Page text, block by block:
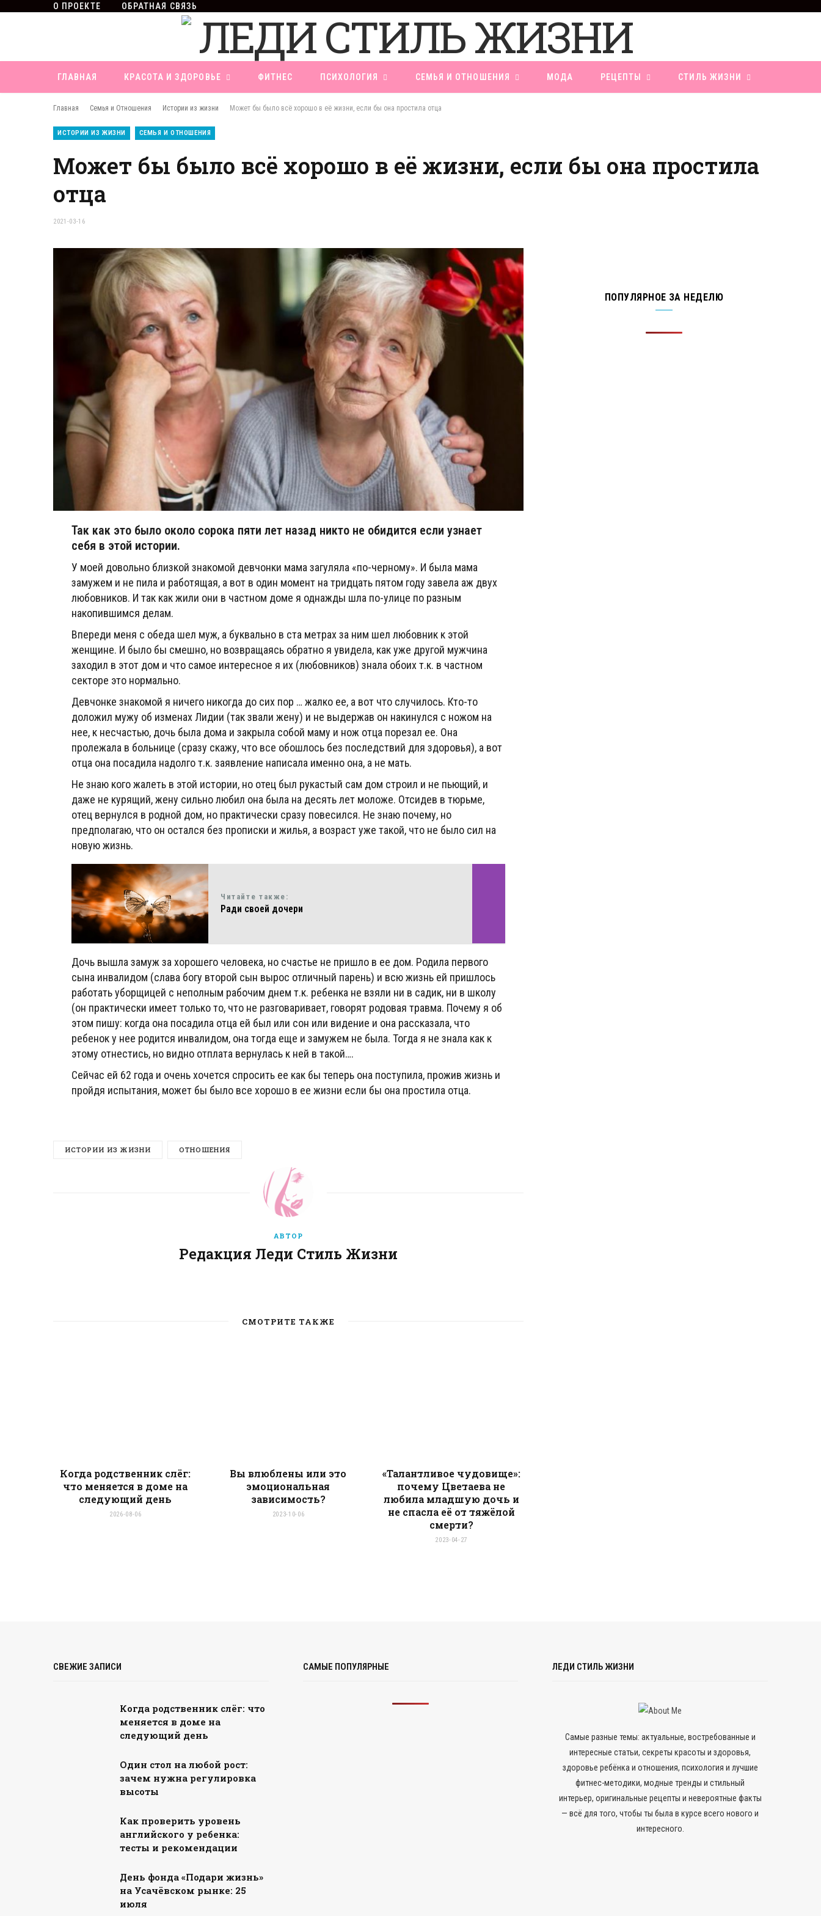
О ПРОЕКТЕ ОБРАТНАЯ СВЯЗЬ
F
b
ГЛАВНАЯ КРАСОТА И ЗДОРОВЬЕ ФИТНЕС ПСИХОЛОГИЯ СЕМЬЯ И ОТНОШЕНИЯ МОДА РЕЦЕПТЫ СТИЛЬ ЖИЗНИ
Главная Семья и Отношения Истории из жизни Может бы было всё хорошо в её жизни, если бы она простила отца
ИСТОРИИ ИЗ ЖИЗНИ СЕМЬЯ И ОТНОШЕНИЯ
Может бы было всё хорошо в её жизни, если бы она простила
отца
2021-03-16
Так как это было около сорока пяти лет назад никто не обидится если узнает
себя в этой истории.
У моей довольно близкой знакомой девчонки мама загуляла «по-черному». И была мама
замужем и не пила и работящая, а вот в один момент на тридцать пятом году завела аж двух
любовников. И так как жили они в частном доме я однажды шла по-улице по разным
накопившимся делам.
Впереди меня с обеда шел муж, а буквально в ста метрах за ним шел любовник к этой
женщине. И было бы смешно, но возвращаясь обратно я увидела, как уже другой мужчина
заходил в этот дом и что самое интересное я их (любовников) знала обоих т.к. в частном
секторе это нормально.
Девчонке знакомой я ничего никогда до сих пор … жалко ее, а вот что случилось. Кто-то
доложил мужу об изменах Лидии (так звали жену) и не выдержав он накинулся с ножом на
нее, к несчастью, дочь была дома и закрыла собой маму и нож отца порезал ее. Она
пролежала в больнице (сразу скажу, что все обошлось без последствий для здоровья), а вот
отца она посадила надолго т.к. заявление написала именно она, а не мать.
Не знаю кого жалеть в этой истории, но отец был рукастый сам дом строил и не пьющий, и
даже не курящий, жену сильно любил она была на десять лет моложе. Отсидев в тюрьме,
отец вернулся в родной дом, но практически сразу повесился. Не знаю почему, но
предполагаю, что он остался без прописки и жилья, а возраст уже такой, что не было сил на
новую жизнь.
Читайте также:
Ради своей дочери
Дочь вышла замуж за хорошего человека, но счастье не пришло в ее дом. Родила первого
сына инвалидом (слава богу второй сын вырос отличный парень) и всю жизнь ей пришлось
работать уборщицей с неполным рабочим днем т.к. ребенка не взяли ни в садик, ни в школу
(он практически имеет только то, что не разговаривает, говорят родовая травма. Почему я об
этом пишу: когда она посадила отца ей был или сон или видение и она рассказала, что
ребенок у нее родится инвалидом, она тогда еще и замужем не была. Тогда я не знала как к
этому отнестись, но видно отплата вернулась к ней в такой….
Сейчас ей 62 года и очень хочется спросить ее как бы теперь она поступила, прожив жизнь и
пройдя испытания, может бы было все хорошо в ее жизни если бы она простила отца.
ИСТОРИИ ИЗ ЖИЗНИ ОТНОШЕНИЯ
АВТОР
Редакция Леди Стиль Жизни
b
СМОТРИТЕ ТАКЖЕ
Когда родственник слёг:
что меняется в доме на
следующий день
2026-08-06
Вы влюблены или это
эмоциональная
зависимость?
2023-10-06
«Талантливое чудовище»:
почему Цветаева не
любила младшую дочь и
не спасла её от тяжёлой
смерти?
2023-04-27
ПОПУЛЯРНОЕ ЗА НЕДЕЛЮ
СВЕЖИЕ ЗАПИСИ
Когда родственник слёг: что
меняется в доме на
следующий день
Один стол на любой рост:
зачем нужна регулировка
высоты
Как проверить уровень
английского у ребенка:
тесты и рекомендации
День фонда «Подари жизнь»
на Усачёвском рынке: 25
июля
САМЫЕ ПОПУЛЯРНЫЕ ЛЕДИ СТИЛЬ ЖИЗНИ
Самые разные темы: актуальные, востребованные и
интересные статьи, секреты красоты и здоровья,
здоровье ребёнка и отношения, психология и лучшие
фитнес-методики, модные тренды и стильный
интерьер, оригинальные рецепты и невероятные факты
— всё для того, чтобы ты была в курсе всего нового и
интересного.